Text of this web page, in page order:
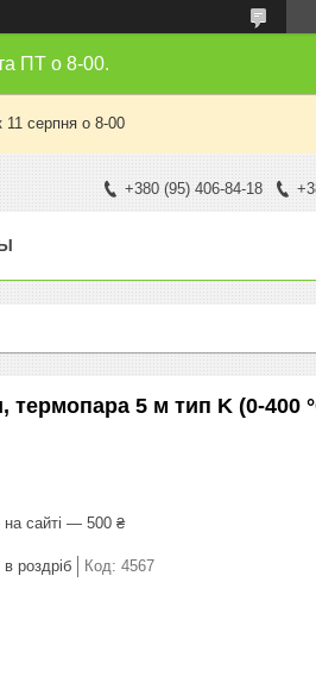
ПТ о 8-00.
11 серпня о 8-00
+380 (95) 406-84-18
термопара 5 м тип K (0-400
на сайті — 500 ₴
роздріб Код: 4567